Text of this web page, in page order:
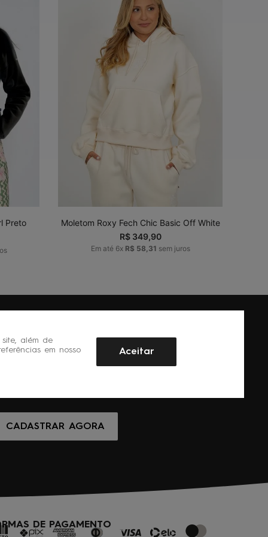
além de
em nosso
Aceitar
Preto
P GG
ADICIONAR AO
Moletom Roxy Fech Chic Basic Off White
R$ 349,90
Em até 6x R$ 58,31 sem juros
CADASTRAR AGORA
DE PAGAMENTO